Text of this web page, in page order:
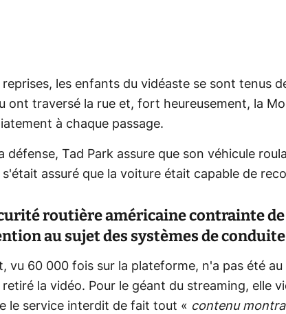
les enfants du vidéaste se sont tenus
ont traversé la rue et, fort heureusement, la
à chaque passage.
défense, Tad Park assure que son véhicule
s'était assuré que la voiture était capable de
routière américaine contrainte
au sujet des systèmes de
vu 60 000 fois sur la plateforme, n'a pas été
retiré la vidéo. Pour le géant du streaming, elle
le service interdit de fait tout « contenu